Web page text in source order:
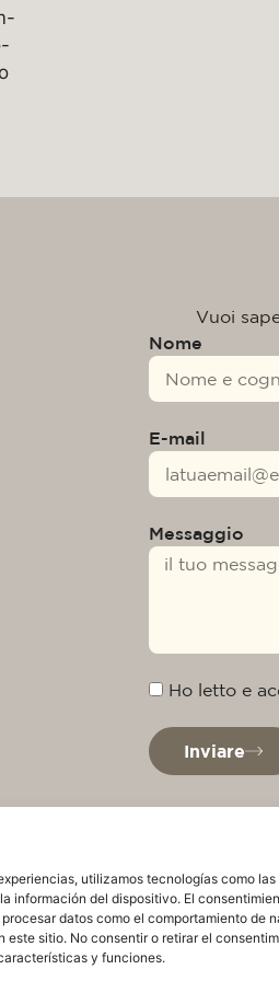
utilizamos tecnologías como
información del dispositivo. El
datos como el comportamiento de
este sitio. No consentir o retirar el
y funciones.
Vuoi
Nome
E-mail
Messaggio
Ho letto e
Inviare
privacyAvviso Legale